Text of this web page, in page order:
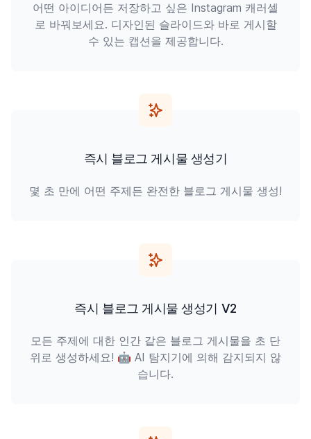
어떤 아이디어든 저장하고 싶은 Instagram 캐러셀
로 바꿔보세요. 디자인된 슬라이드와 바로 게시할
수 있는 캡션을 제공합니다.
즉시 블로그 게시물 생성기
몇 초 만에 어떤 주제든 완전한 블로그 게시물 생성!
즉시 블로그 게시물 생성기 V2
모든 주제에 대한 인간 같은 블로그 게시물을 초 단
위로 생성하세요! 🤖 AI 탐지기에 의해 감지되지 않
습니다.